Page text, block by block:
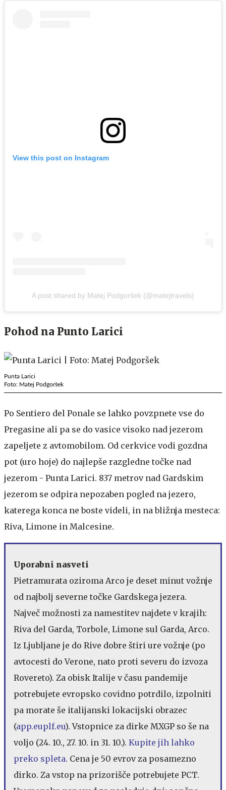
View this post on Instagram
A post shared by Matej Podgoršek (@matejtravels)
Pohod na Punto Larici
Punta Larici
Foto: Matej Podgoršek
Po Sentiero del Ponale se lahko povzpnete vse do
Pregasine ali pa se do vasice visoko nad jezerom
zapeljete z avtomobilom. Od cerkvice vodi gozdna
pot (uro hoje) do najlepše razgledne točke nad
jezerom - Punta Larici. 837 metrov nad Gardskim
jezerom se odpira nepozaben pogled na jezero,
katerega konca ne boste videli, in na bližnja mesteca:
Riva, Limone in Malcesine.
Uporabni nasveti
Pietramurata oziroma Arco je deset minut vožnje
od najbolj severne točke Gardskega jezera.
Največ možnosti za namestitev najdete v krajih:
Riva del Garda, Torbole, Limone sul Garda, Arco.
Iz Ljubljane je do Rive dobre štiri ure vožnje (po
avtocesti do Verone, nato proti severu do izvoza
Rovereto). Za obisk Italije v času pandemije
potrebujete evropsko covidno potrdilo, izpolniti
pa morate še italijanski lokacijski obrazec
(app.euplf.eu). Vstopnice za dirke MXGP so še na
voljo (24. 10., 27. 10. in 31. 10.). Kupite jih lahko
preko spleta. Cena je 50 evrov za posamezno
dirko. Za vstop na prizorišče potrebujete PCT.